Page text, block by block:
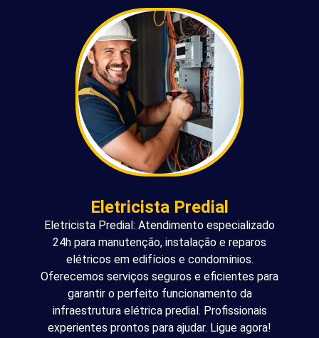
Eletricista Predial
Eletricista Predial: Atendimento especializado
24h para manutenção, instalação e reparos
elétricos em edifícios e condomínios.
Oferecemos serviços seguros e eficientes para
garantir o perfeito funcionamento da
infraestrutura elétrica predial. Profissionais
experientes prontos para ajudar. Ligue agora!